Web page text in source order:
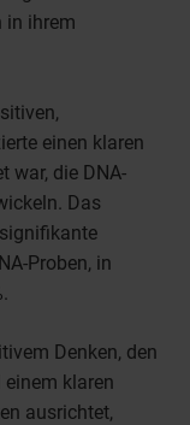
in ihrem
einen klaren
war, die DNA-
Das
Proben, in
Denken, den
klaren
ausrichtet,